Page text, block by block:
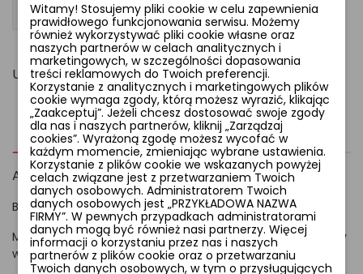
+ Dodaj do koszyka favorite_border
Udostępnij
Opis Komentarze
AGAT BIUSTONOSZ
Biustonosz wykonany z delikatnej pianki w stylu plunge.
Miseczki i boczki wykonane z dzianiny w delikatny zwierzęcy
wzór .
Witamy! Stosujemy pliki cookie w celu zapewnienia
prawidłowego funkcjonowania serwisu. Możemy
również wykorzystywać pliki cookie własne oraz
naszych partnerów w celach analitycznych i
marketingowych, w szczególności dopasowania
treści reklamowych do Twoich preferencji.
Korzystanie z analitycznych i marketingowych plików
cookie wymaga zgody, którą możesz wyrazić, klikając
„Zaakceptuj”. Jeżeli chcesz dostosować swoje zgody
dla nas i naszych partnerów, kliknij „Zarządzaj
cookies”. Wyrażoną zgodę możesz wycofać w
każdym momencie, zmieniając wybrane ustawienia.
Korzystanie z plików cookie we wskazanych powyżej
celach związane jest z przetwarzaniem Twoich
danych osobowych. Administratorem Twoich
danych osobowych jest „PRZYKŁADOWA NAZWA
FIRMY”. W pewnych przypadkach administratorami
danych mogą być również nasi partnerzy. Więcej
informacji o korzystaniu przez nas i naszych
partnerów z plików cookie oraz o przetwarzaniu
Twoich danych osobowych, w tym o przysługujących